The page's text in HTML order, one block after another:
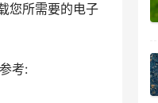
您所需要的电子